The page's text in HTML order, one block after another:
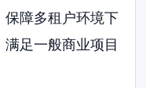
保障多租户环境下
足一般商业项目